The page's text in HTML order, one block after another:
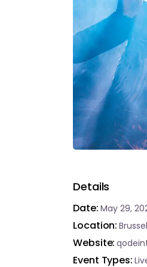
Details
Date May 29,
Location
Website
Event Types